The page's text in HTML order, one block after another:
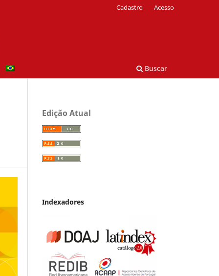
Buscar
Cadastro Acesso
Edição Atual
Indexadores